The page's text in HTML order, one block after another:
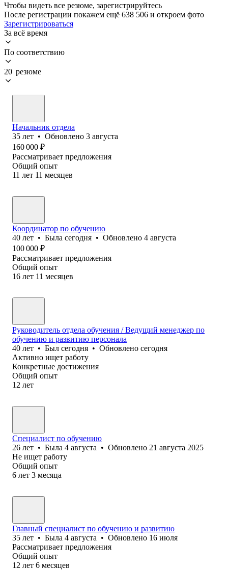
Чтобы видеть все резюме, зарегистрируйтесь
После регистрации покажем ещё 638 506 и откроем фото
Зарегистрироваться
За всё время
По соответствию
20 резюме
Начальник отдела
35 лет • Обновлено 3 августа
160 000 ₽
Рассматривает предложения
Общий опыт
11 лет 11 месяцев
Координатор по обучению
40 лет • Была сегодня • Обновлено 4 августа
100 000 ₽
Рассматривает предложения
Общий опыт
16 лет 11 месяцев
Руководитель отдела обучения / Ведущий менеджер по
обучению и развитию персонала
40 лет • Был сегодня • Обновлено сегодня
Активно ищет работу
Конкретные достижения
Общий опыт
12 лет
Специалист по обучению
26 лет • Была 4 августа • Обновлено 21 августа 2025
Не ищет работу
Общий опыт
6 лет 3 месяца
Главный специалист по обучению и развитию
35 лет • Была 4 августа • Обновлено 16 июля
Рассматривает предложения
Общий опыт
12 лет 6 месяцев